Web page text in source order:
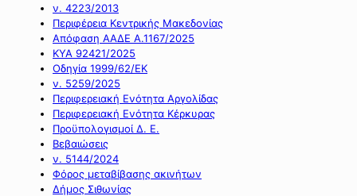
ν. 4223/2013
Περιφέρεια Κεντρικής Μακεδονίας
Απόφαση ΑΑΔΕ Α.1167/2025
ΚΥΑ 92421/2025
Οδηγία 1999/62/ΕΚ
ν. 5259/2025
Περιφερειακή Ενότητα Αργολίδας
Περιφερειακή Ενότητα Κέρκυρας
Προϋπολογισμοί Δ. Ε.
Βεβαιώσεις
ν. 5144/2024
Φόρος μεταβίβασης ακινήτων
Δήμος Σιθωνίας